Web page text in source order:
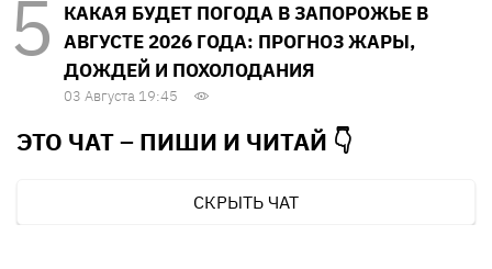
КАКАЯ БУДЕТ ПОГОДА В ЗАПОРОЖЬЕ В
АВГУСТЕ 2026 ГОДА: ПРОГНОЗ ЖАРЫ,
ДОЖДЕЙ И ПОХОЛОДАНИЯ
03 Августа 19:45
ЭТО ЧАТ – ПИШИ И ЧИТАЙ 👇
СКРЫТЬ ЧАТ